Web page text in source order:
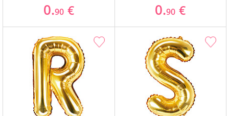
0.90 € 0.90 €